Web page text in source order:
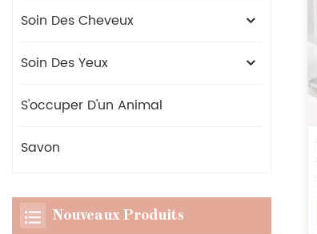
Soin Des Cheveux
Soin Des Yeux
S'occuper D'un Animal
Savon
Nouveaux Produits